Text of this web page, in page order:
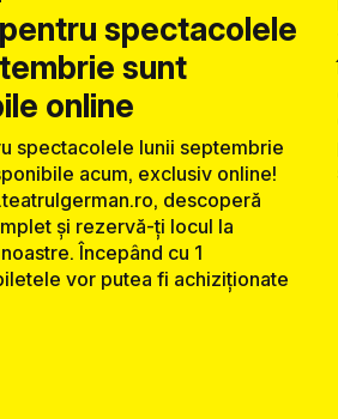
spectacolele
sunt
online
spectacolele lunii septembrie
acum, exclusiv online!
descoperă
și rezervă-ți locul la
Începând cu 1
vor putea fi achiziționate